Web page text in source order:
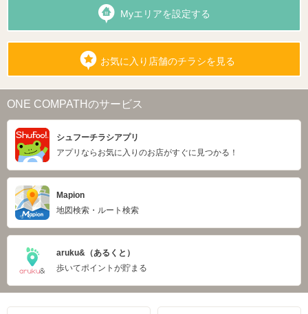
Myエリアを設定する
お気に入り店舗のチラシを見る
ONE COMPATHのサービス
シュフーチラシアプリ
アプリならお気に入りのお店がすぐに見つかる！
Mapion
地図検索・ルート検索
aruku&（あるくと）
歩いてポイントが貯まる